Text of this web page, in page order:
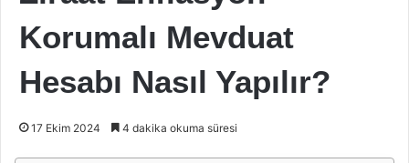
Korumalı Mevduat
Hesabı Nasıl Yapılır?
17 Ekim 2024 4 dakika okuma süresi